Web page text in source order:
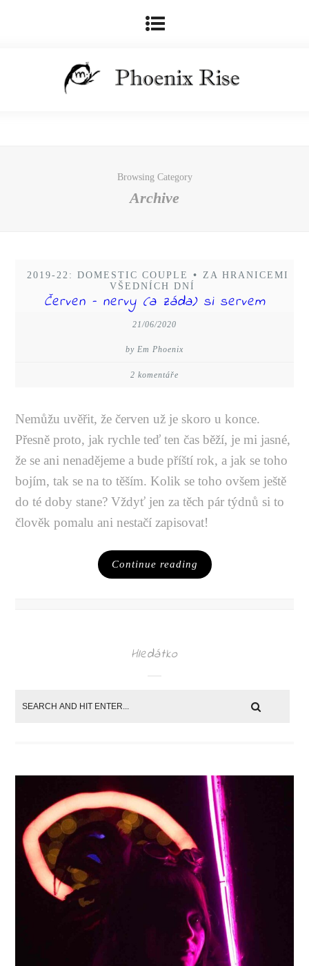
Browsing Category
Archive
2019-22: DOMESTIC COUPLE •
ZA HRANICEMI
VŠEDNÍCH DNÍ
Červen – nervy (a záda) si servem
21/06/2020
by Em Phoenix
2 komentáře
Nemůžu uvěřit, že červen už je skoro u konce.
Přesně proto, jak rychle teď ten čas běží, je mi jasné,
že se ani nenadějeme a bude příští rok, a jak se toho
bojím, tak se na to těším. Kolik se toho ovšem ještě
do té doby stane? Vždyť jen za těch pár týdnů si to
člověk pomalu ani nestačí zapisovat!
Continue reading
Hledátko